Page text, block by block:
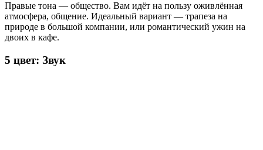
Правые тона — общество. Вам идёт на пользу оживлённая
атмосфера, общение. Идеальный вариант — трапеза на
природе в большой компании, или романтический ужин на
двоих в кафе.
5 цвет: Звук